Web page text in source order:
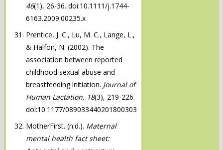
46(1), 26-36. doi:10.1111/j.1744-
6163.2009.00235.x
Prentice, J. C., Lu, M. C., Lange, L.,
& Halfon, N. (2002). The
association between reported
childhood sexual abuse and
breastfeeding initiation. Journal of
Human Lactation, 18(3), 219-226.
doi:10.1177/089033440201800303
MotherFirst. (n.d.). Maternal
mental health fact sheet: